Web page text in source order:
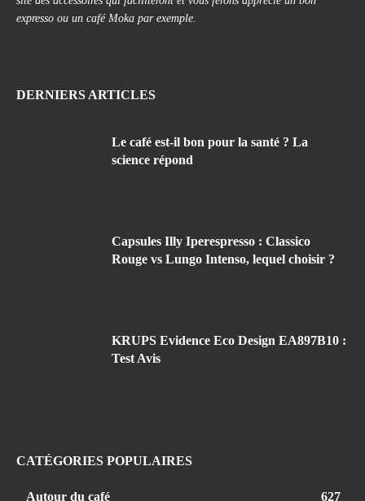
expresso ou un café Moka par exemple.
DERNIERS ARTICLES
Le café est-il bon pour la santé ? La
science répond
Capsules Illy Iperespresso : Classico
Rouge vs Lungo Intenso, lequel choisir ?
KRUPS Evidence Eco Design EA897B10 :
Test Avis
CATÉGORIES POPULAIRES
Autour du café 627